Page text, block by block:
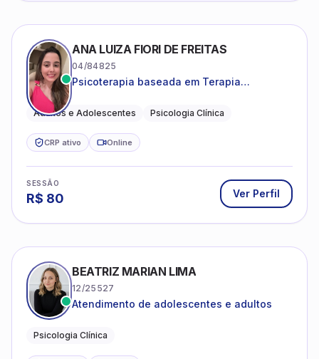
ANA LUIZA FIORI DE FREITAS
04/84825
Psicoterapia baseada em Terapia
Adultos e Adolescentes Psicologia Clínica
CRP ativo Online
SESSÃO
R$ 80 Ver Perfil
BEATRIZ MARIAN LIMA
12/25527
Atendimento de adolescentes e adultos
Psicologia Clínica